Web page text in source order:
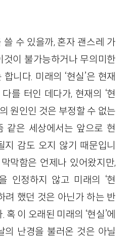
쓸 수 있을까, 혼자 괜스레 가
것이 불가능하거나 무의미한
니다. 미래의 ‘현실’은 현재
다를 터인 데다가, 현재의 ‘현
의 원인인 것은 부정할 수 없는
같은 세상에서는 앞으로 현
지 감도 오지 않기 때문입니
막함은 언제나 있어왔지만,
인정하지 않고 미래의 ‘현
려 했던 것은 아닌가 하는 반
혹 이 오래된 미래의 ‘현실’에
의 난경을 불러온 것은 아닐